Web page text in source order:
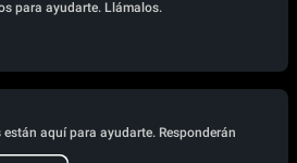
para ayudarte. Llámalos.
aquí para ayudarte. Responderán